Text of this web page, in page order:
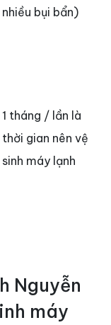
nhiều bụi bẩn)
1 tháng / lần là
thời gian nên vệ
sinh máy lạnh
Nguyễn
máy